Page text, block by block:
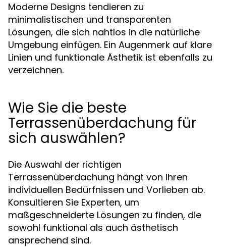
Moderne Designs tendieren zu
minimalistischen und transparenten
Lösungen, die sich nahtlos in die natürliche
Umgebung einfügen. Ein Augenmerk auf klare
Linien und funktionale Ästhetik ist ebenfalls zu
verzeichnen.
Wie Sie die beste
Terrassenüberdachung für
sich auswählen?
Die Auswahl der richtigen
Terrassenüberdachung hängt von Ihren
individuellen Bedürfnissen und Vorlieben ab.
Konsultieren Sie Experten, um
maßgeschneiderte Lösungen zu finden, die
sowohl funktional als auch ästhetisch
ansprechend sind.